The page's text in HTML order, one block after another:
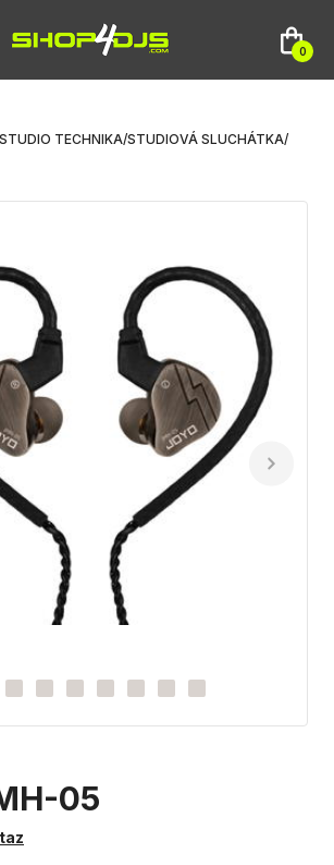
0
STUDIO TECHNIKA/STUDIOVÁ SLUCHÁTKA/
05